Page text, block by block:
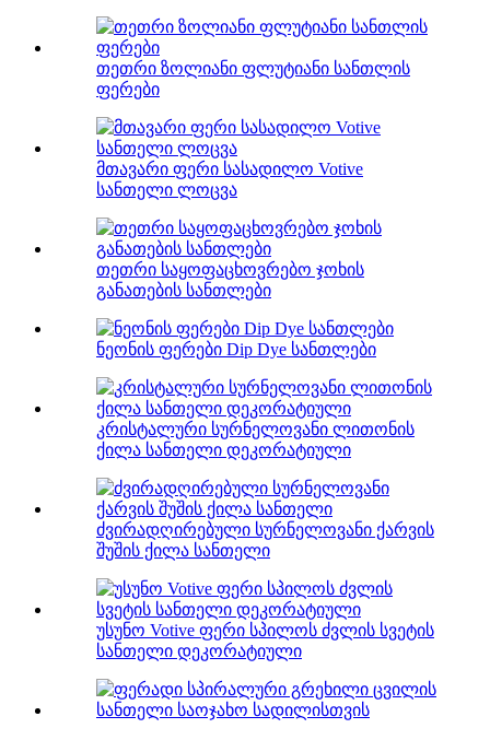
თეთრი ზოლიანი ფლუტიანი სანთლის
ფერები
მთავარი ფერი სასადილო Votive
სანთელი ლოცვა
თეთრი საყოფაცხოვრებო ჯოხის
განათების სანთლები
ნეონის ფერები Dip Dye სანთლები
კრისტალური სურნელოვანი ლითონის
ქილა სანთელი დეკორატიული
ძვირადღირებული სურნელოვანი ქარვის
შუშის ქილა სანთელი
უსუნო Votive ფერი სპილოს ძვლის სვეტის
სანთელი დეკორატიული